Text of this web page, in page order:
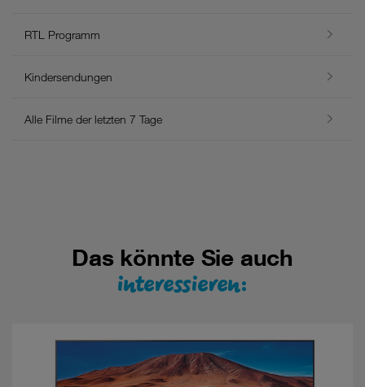
RTL Programm
Kindersendungen
Alle Filme der letzten 7 Tage
Das könnte Sie auch
interessieren: